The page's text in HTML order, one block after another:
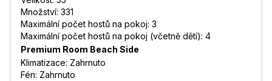
Množství: 331
Maximální počet hostů na pokoj: 3
Maximální počet hostů na pokoj (včetně dětí): 4
Premium Room Beach Side
Klimatizace: Zahrnuto
Fén: Zahrnuto